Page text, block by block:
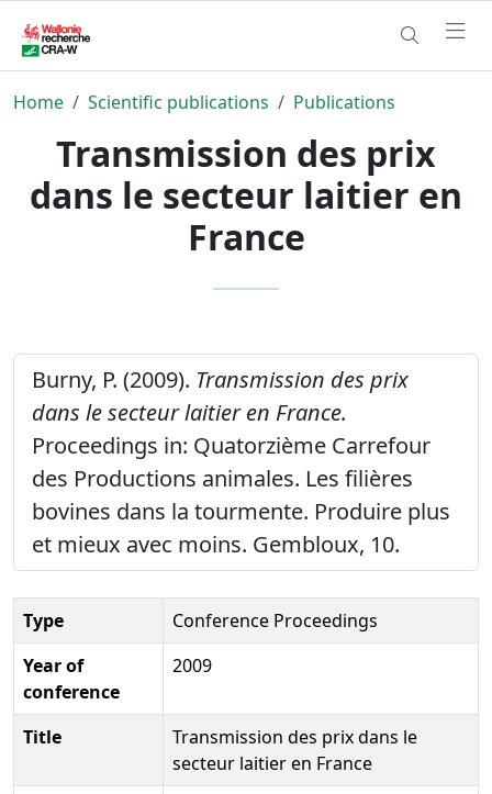
Home Scientific publications Publications
Transmission des prix
dans le secteur laitier en
France
Burny, P. (2009). Transmission des prix
dans le secteur laitier en France.
Proceedings in: Quatorzième Carrefour
des Productions animales. Les filières
bovines dans la tourmente. Produire plus
et mieux avec moins. Gembloux, 10.
Type
Conference Proceedings
Year of
conference
2009
Title
Transmission des prix dans le
secteur laitier en France